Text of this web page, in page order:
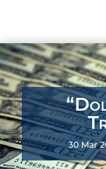
30 Mar